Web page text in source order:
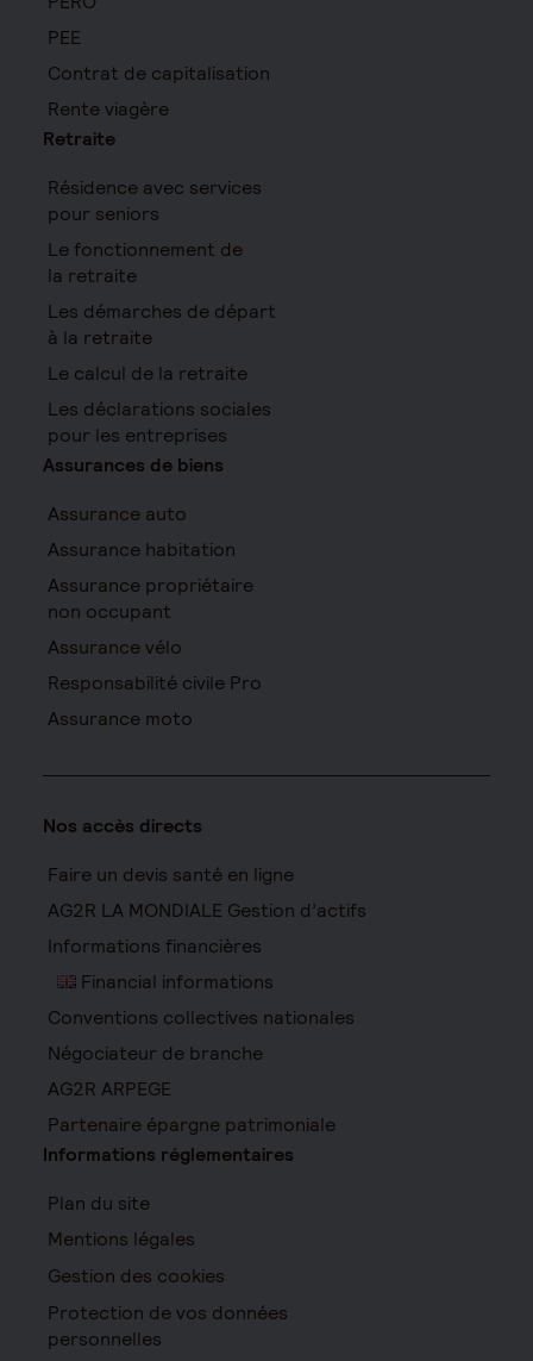
PEE
Contrat de capitalisation
Rente viagère
Retraite
Résidence avec services
pour seniors
Le fonctionnement de
la retraite
Les démarches de départ
à la retraite
Le calcul de la retraite
Les déclarations sociales
pour les entreprises
Assurances de biens
Assurance auto
Assurance habitation
Assurance propriétaire
non occupant
Assurance vélo
Responsabilité civile Pro
Assurance moto
Nos accès directs
Faire un devis santé en ligne
AG2R LA MONDIALE Gestion d’actifs
Informations financières
Financial informations
Conventions collectives nationales
Négociateur de branche
AG2R ARPEGE
Partenaire épargne patrimoniale
Informations réglementaires
Plan du site
Mentions légales
Gestion des cookies
Protection de vos données
personnelles